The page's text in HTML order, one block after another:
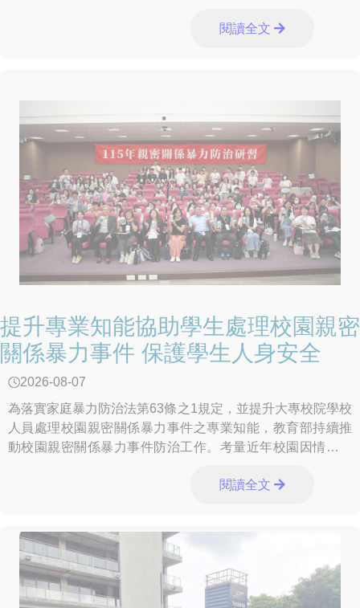
閱讀全文
提升專業知能協助學生處理校園親密
關係暴力事件 保護學生人身安全
2026-08-07
為落實家庭暴力防治法第63條之1規定，並提升大專校院學校
人員處理校園親密關係暴力事件之專業知能，教育部持續推
動校園親密關係暴力事件防治工作。考量近年校園因情感發
閱讀全文